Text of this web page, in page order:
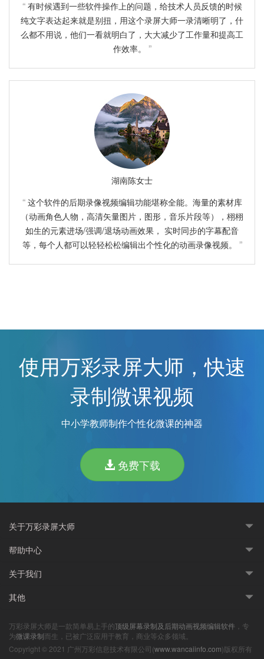
有时候遇到一些软件操作上的问题，给技术人员反馈的时候
纯文字表达起来就是别扭，用这个录屏大师一录清晰明了，什
么都不用说，他们一看就明白了，大大减少了工作量和提高工
作效率。
湖南陈女士
这个软件的后期录像视频编辑功能堪称全能。海量的素材库
（动画角色人物，高清矢量图片，图形，音乐片段等），栩栩
如生的元素进场/强调/退场动画效果， 实时同步的字幕配音
等，每个人都可以轻轻松松编辑出个性化的动画录像视频。
使用万彩录屏大师，快速
录制微课视频
中小学教师制作个性化微课的神器
免费下载
关于万彩录屏大师
帮助中心
关于我们
其他
万彩录屏大师是一款简单易上手的顶级屏幕录制及后期动画视频编辑软件 ，专
为微课录制而生，已被广泛应用于教育，商业等众多领域。
Copyright © 2021 广州万彩信息技术有限公司(www.wancaiinfo.com)版权所有